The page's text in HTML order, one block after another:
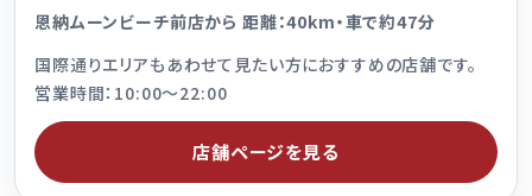
恩納ムーンビーチ前店から 距離：40km・車で約47分
国際通りエリアもあわせて見たい方におすすめの店舗です。
営業時間：10:00～22:00
店舗ページを見る